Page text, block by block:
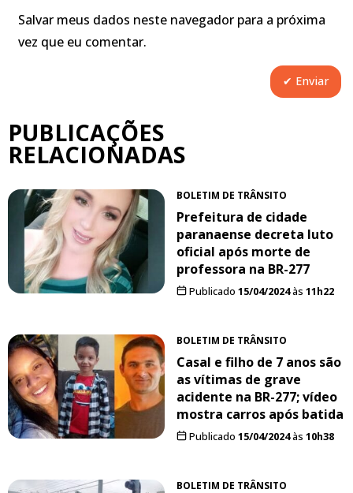
Salvar meus dados neste navegador para a próxima
vez que eu comentar.
PUBLICAÇÕES
RELACIONADAS
BOLETIM DE TRÂNSITO
Prefeitura de cidade
paranaense decreta luto
oficial após morte de
professora na BR-277
Publicado 15/04/2024às 11h22
BOLETIM DE TRÂNSITO
Casal e filho de 7 anos são
as vítimas de grave
acidente na BR-277; vídeo
mostra carros após batida
Publicado 15/04/2024às 10h38
BOLETIM DE TRÂNSITO